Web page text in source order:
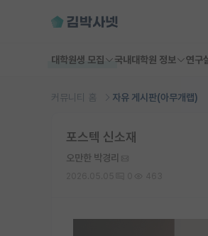
대학원생 모집 국내대학원 정보 연구
커뮤니티 홈 자유 게시판(아무개랩)
포스텍 신소재
오만한 박경리